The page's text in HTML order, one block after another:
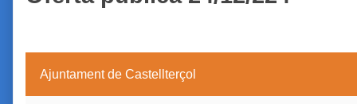
Ajuntament de Castellterçol